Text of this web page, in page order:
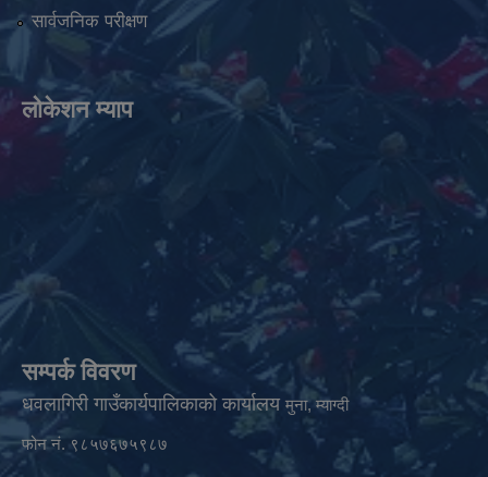
सार्वजनिक परीक्षण
लोकेशन म्याप
सम्पर्क विवरण
धवलागिरी गाउँकार्यपालिकाको कार्यालय मुना, म्याग्दी
फोन नं. ९८५७६७५९८७